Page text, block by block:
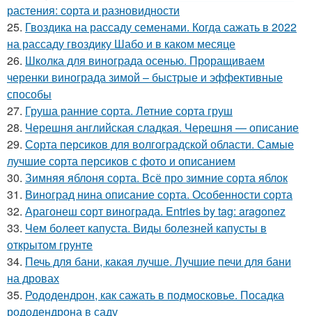
растения: сорта и разновидности
25. Гвоздика на рассаду семенами. Когда сажать в 2022
на рассаду гвоздику Шабо и в каком месяце
26. Школка для винограда осенью. Проращиваем
черенки винограда зимой – быстрые и эффективные
способы
27. Груша ранние сорта. Летние сорта груш
28. Черешня английская сладкая. Черешня — описание
29. Сорта персиков для волгоградской области. Самые
лучшие сорта персиков с фото и описанием
30. Зимняя яблоня сорта. Всё про зимние сорта яблок
31. Виноград нина описание сорта. Особенности сорта
32. Арагонеш сорт винограда. Entries by tag: aragonez
33. Чем болеет капуста. Виды болезней капусты в
открытом грунте
34. Печь для бани, какая лучше. Лучшие печи для бани
на дровах
35. Рододендрон, как сажать в подмосковье. Посадка
рододендрона в саду